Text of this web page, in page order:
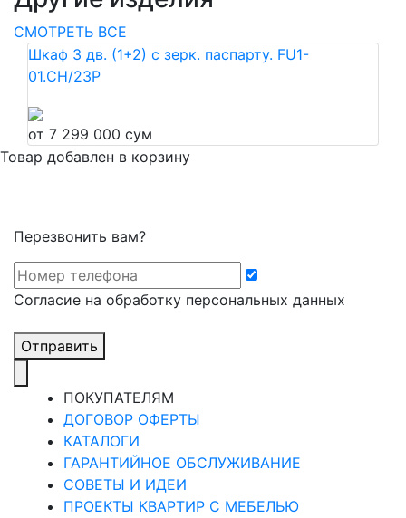
СМОТРЕТЬ ВСЕ
Шкаф 3 дв. (1+2) с зерк. паспарту. FU1-
01.CH/23P
от 7 299 000 сум
Товар добавлен в корзину
Перезвонить вам?
Cогласие на обработку персональных данных
Отправить
ПОКУПАТЕЛЯМ
ДОГОВОР ОФЕРТЫ
КАТАЛОГИ
ГАРАНТИЙНОЕ ОБСЛУЖИВАНИЕ
СОВЕТЫ И ИДЕИ
ПРОЕКТЫ КВАРТИР С МЕБЕЛЬЮ